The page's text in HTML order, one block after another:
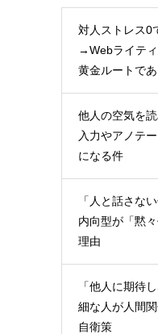
対人ストレス0
→Webライテ
黄金ルートで
他人の空気を
入力やアノテ
になる件
「人と話さな
内向型が「黙
理由
「他人に期待
細な人が人間
自衛策